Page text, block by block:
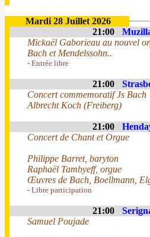
Mardi 28 Juillet 2026
21:00
Mickaël Gaborieau au nouvel
Bach et Mendelssohn..
- Entrée libre
21:00
Concert commemoratif Js Bach
Albrecht Koch (Freiberg)
21:00
Concert de Chant et Orgue
Philippe Barret, baryton
Raphaël Tambyeff, orgue
Œuvres de Bach, Boellmann,
- Libre participation
21:00
Samuel Poujade